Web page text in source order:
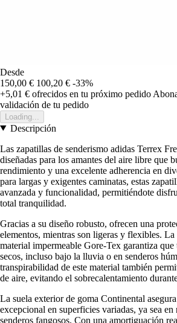
Desde
150,00 € 100,20 € -33%
+5,01 € ofrecidos en tu próximo pedido
validación de tu pedido
Loading...
Descripción
Las zapatillas de senderismo adidas Terrex
diseñadas para los amantes del aire libre que
rendimiento y una excelente adherencia en
para largas y exigentes caminatas, estas
avanzada y funcionalidad, permitiéndote
total tranquilidad.
Gracias a su diseño robusto, ofrecen una
elementos, mientras son ligeras y flexibles.
material impermeable Gore-Tex garantiza que
secos, incluso bajo la lluvia o en senderos
transpirabilidad de este material también
de aire, evitando el sobrecalentamiento
La suela exterior de goma Continental
excepcional en superficies variadas, ya sea en
senderos fangosos. Con una amortiguación